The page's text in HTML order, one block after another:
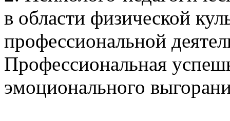
в области физической
профессиональной
Профессиональная
эмоционального